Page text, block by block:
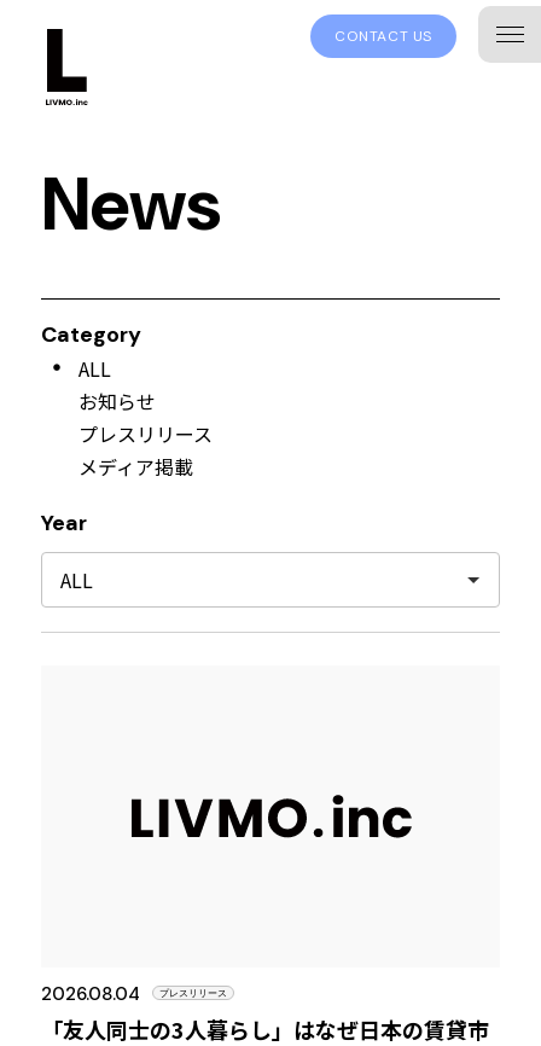
CONTACT US
News
Category
ALL
お知らせ
プレスリリース
メディア掲載
Year
2026.08.04 プレスリリース
「友人同士の3人暮らし」はなぜ日本の賃貸市